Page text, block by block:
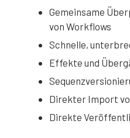
Gemeinsame
von Workflows
Schnelle,
Effekte und
Direkter Import
Direkte